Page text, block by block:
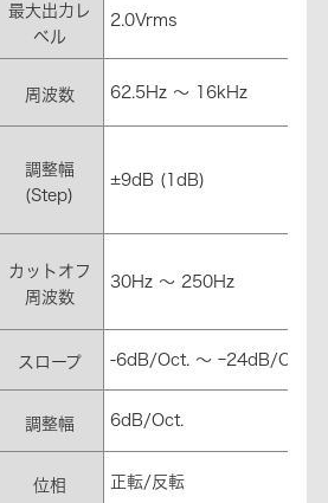
最大出力レ
ベル
2.0Vrms
周波数 62.5Hz ～ 16kHz
調整幅
(Step)
±9dB (1dB)
カットオフ
周波数
30Hz ～ 250Hz
スロープ -6dB/Oct. ～ ｰ24dB/Oct
調整幅 6dB/Oct.
位相 正転/反転